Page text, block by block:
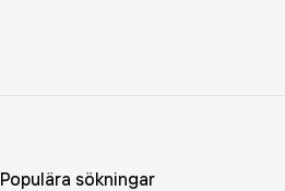
Populära sökningar